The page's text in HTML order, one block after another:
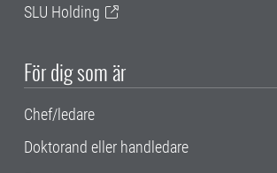
SLU Holding
För dig som är
Chef/ledare
Doktorand eller handledare